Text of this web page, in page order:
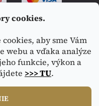
cookies.
aby sme Vám
webu a vďaka analýze
funkcie, výkon a
>>> TU.